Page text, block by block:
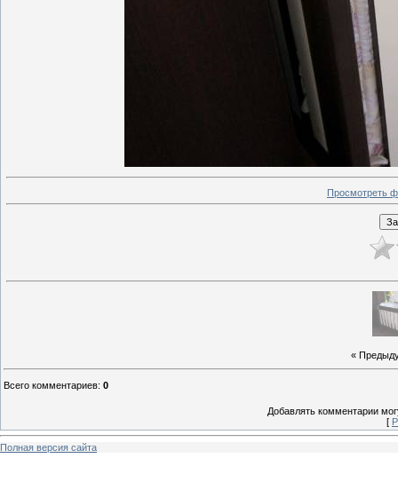
Просмотреть
«
Всего комментариев: 0
Добавлять комментарии
[
Полная версия сайта